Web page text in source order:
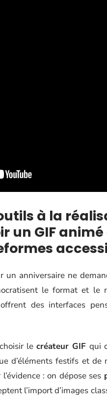
à la
un GIF
un anniversaire ne
le format et le
des interfaces
lecréateur GIF qui
d’éléments festifs et
: on dépose ses
l’import d’images